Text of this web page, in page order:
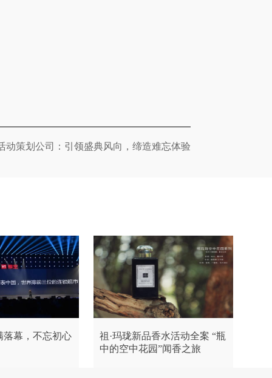
动策划公司：引领盛典风向，缔造难忘体验
落幕，不忘初心
祖·玛珑新品香水活动全案 “瓶
中的空中花园”闻香之旅